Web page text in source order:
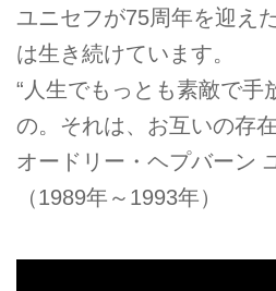
ユニセフが75周年を迎え
は生き続けています。
“人生でもっとも素敵で手
の。それは、お互いの存
オードリー・ヘプバーン
（1989年～1993年）